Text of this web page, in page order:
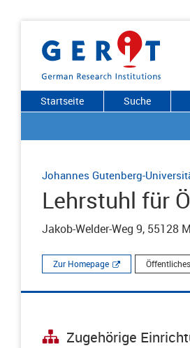
Startseite Suche
Johannes Gutenberg-
Lehrstuhl für
Jakob-Welder-Weg 9, 55128
Zur Homepage
Zugehörige